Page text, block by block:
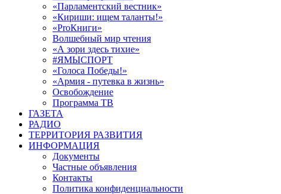
«Парламентский вестник»
«Кириши: ищем таланты!»
«ProКниги»
Волшебный мир чтения
«А зори здесь тихие»
#ЯМЫСПОРТ
«Голоса Победы!»
«Армия - путевка в жизнь»
Освобождение
Программа ТВ
ГАЗЕТА
РАДИО
ТЕРРИТОРИЯ РАЗВИТИЯ
ИНФОРМАЦИЯ
Документы
Частные объявления
Контакты
Политика конфиденциальности